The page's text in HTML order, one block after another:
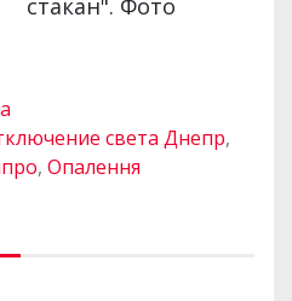
света Днепр,
, Опалення